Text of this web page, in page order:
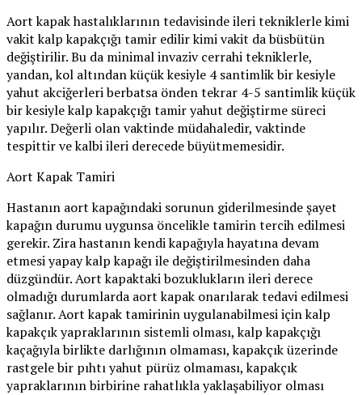
Aort kapak hastalıklarının tedavisinde ileri tekniklerle kimi
vakit kalp kapakçığı tamir edilir kimi vakit da büsbütün
değiştirilir. Bu da minimal invaziv cerrahi tekniklerle,
yandan, kol altından küçük kesiyle 4 santimlik bir kesiyle
yahut akciğerleri berbatsa önden tekrar 4-5 santimlik küçük
bir kesiyle kalp kapakçığı tamir yahut değiştirme süreci
yapılır. Değerli olan vaktinde müdahaledir, vaktinde
tespittir ve kalbi ileri derecede büyütmemesidir.
Aort Kapak Tamiri
Hastanın aort kapağındaki sorunun giderilmesinde şayet
kapağın durumu uygunsa öncelikle tamirin tercih edilmesi
gerekir. Zira hastanın kendi kapağıyla hayatına devam
etmesi yapay kalp kapağı ile değiştirilmesinden daha
düzgündür. Aort kapaktaki bozuklukların ileri derece
olmadığı durumlarda aort kapak onarılarak tedavi edilmesi
sağlanır. Aort kapak tamirinin uygulanabilmesi için kalp
kapakçık yapraklarının sistemli olması, kalp kapakçığı
kaçağıyla birlikte darlığının olmaması, kapakçık üzerinde
rastgele bir pıhtı yahut pürüz olmaması, kapakçık
yapraklarının birbirine rahatlıkla yaklaşabiliyor olması